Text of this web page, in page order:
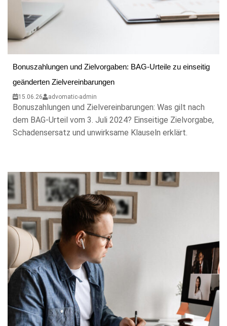
Bonuszahlungen und Zielvorgaben: BAG-Urteile zu einseitig
geänderten Zielvereinbarungen
15.06.26 advomatic-admin
Bonuszahlungen und Zielvereinbarungen: Was gilt nach
dem BAG-Urteil vom 3. Juli 2024? Einseitige Zielvorgabe,
Schadensersatz und unwirksame Klauseln erklärt.